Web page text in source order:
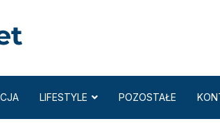
LIFESTYLE POZOSTAŁE